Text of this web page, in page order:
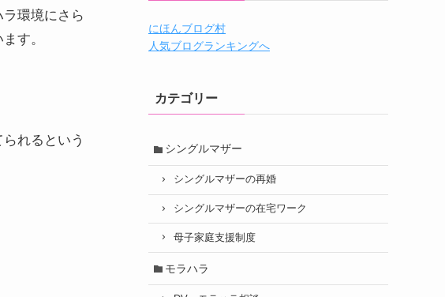
環境にさら
す。
れるという
にほんブログ村
人気ブログランキングへ
カテゴリー
シングルマザー
シングルマザーの再婚
シングルマザーの在宅ワーク
母子家庭支援制度
モラハラ